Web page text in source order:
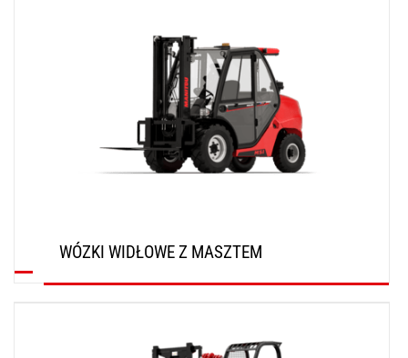
WÓZKI WIDŁOWE Z MASZTEM